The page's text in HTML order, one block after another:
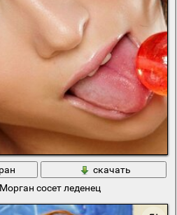
скачать
сосет леденец